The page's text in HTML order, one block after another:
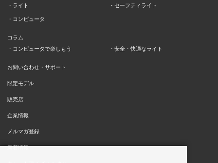
ライト
セーフティライト
コンピュータ
コラム
コンピュータで楽しもう
安全・快適なライト
お問い合わせ・サポート
限定モデル
販売店
企業情報
メルマガ登録
新着情報